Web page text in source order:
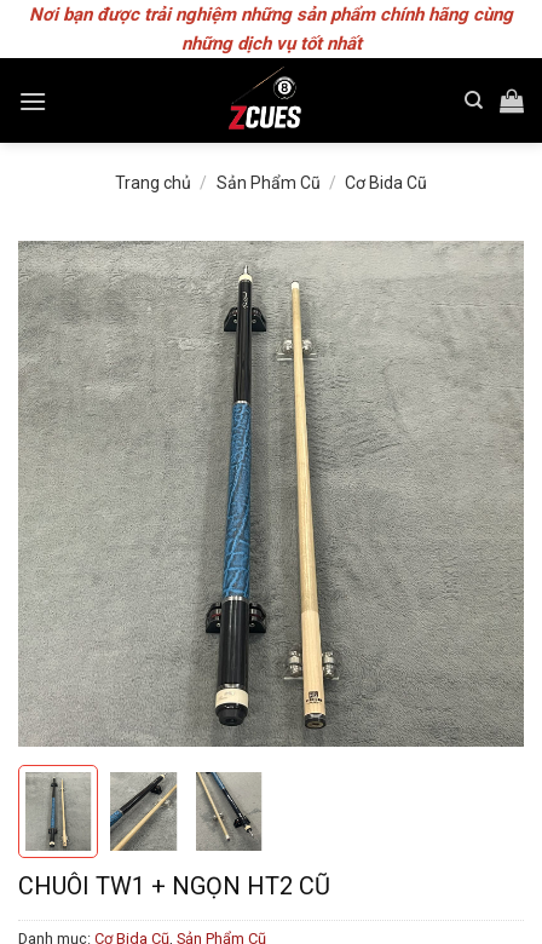
SkipNơi bạn được trải nghiệm những sản phẩm chính hãng cùng
những dịch vụ tốt nhất
Trang chủ / Sản Phẩm Cũ / Cơ Bida Cũ
CHUÔI TW1 + NGỌN HT2 CŨ
Danh mục: Cơ Bida Cũ, Sản Phẩm Cũ